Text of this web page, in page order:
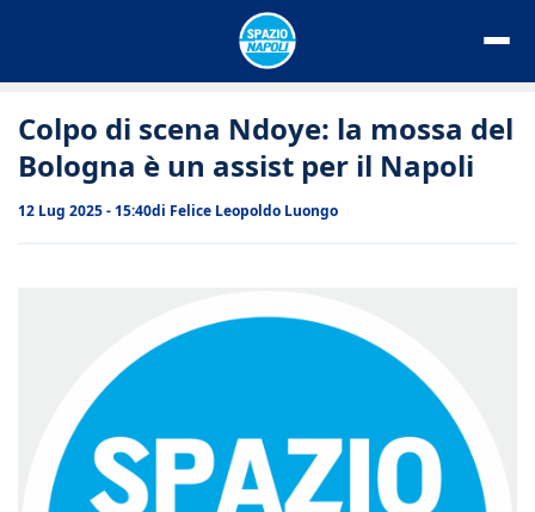
Colpo di scena Ndoye: la mossa del
Bologna è un assist per il Napoli
12 Lug 2025 - 15:40di Felice Leopoldo Luongo